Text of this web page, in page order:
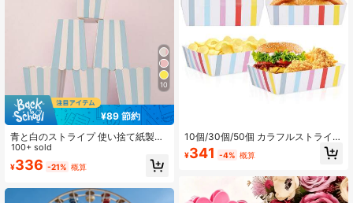
10
¥89 節約
青と白のストライプ 使い捨て紙製ポ
ップコーンボックス 10個/20個/50個
セット、装飾用食器、結婚式、誕生
日会、映画鑑賞会などに適していま
100+ sold
¥336 -21% 概算
10個/30個/50個 カラフルストライプ
マカロン風 紙製フードトレイ 使い捨
て マカロンカラー 紙製ボートボック
ディ・ポテトチップス用 パーティ
ー・誕生日会のおもてなしに最適
¥341 -4% 概算